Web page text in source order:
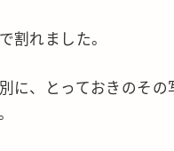
割れました。
に、とっておきのその